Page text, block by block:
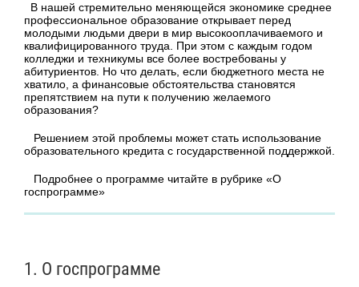
В нашей стремительно меняющейся экономике среднее
профессиональное образование открывает перед
молодыми людьми двери в мир высокооплачиваемого и
квалифицированного труда. При этом с каждым годом
колледжи и техникумы все более востребованы у
абитуриентов. Но что делать, если бюджетного места не
хватило, а финансовые обстоятельства становятся
препятствием на пути к получению желаемого
образования?
Решением этой проблемы может стать использование
образовательного кредита с государственной поддержкой.
Подробнее о программе читайте в рубрике «О
госпрограмме»
1. О госпрограмме